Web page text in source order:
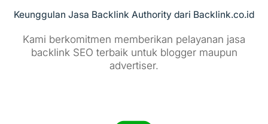
Keunggulan Jasa Backlink Authority dari Backlink.co.id
Kami berkomitmen memberikan pelayanan jasa
backlink SEO terbaik untuk blogger maupun
advertiser.